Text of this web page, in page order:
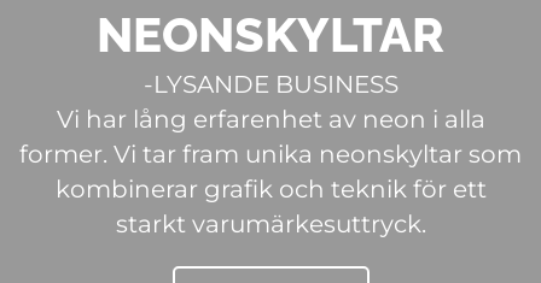
NEONSKYLTAR
-LYSANDE BUSINESS
Vi har lång erfarenhet av neon i alla
former. Vi tar fram unika neonskyltar som
kombinerar grafik och teknik för ett
starkt varumärkesuttryck.